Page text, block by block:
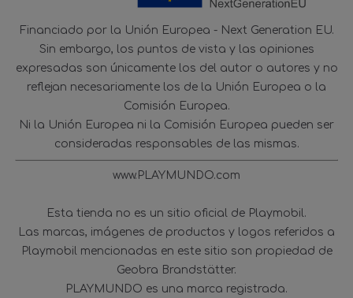
Financiado por la Unión Europea - Next Generation EU.
Sin embargo, los puntos de vista y las opiniones
expresadas son únicamente los del autor o autores y no
reflejan necesariamente los de la Unión Europea o la
Comisión Europea.
Ni la Unión Europea ni la Comisión Europea pueden ser
consideradas responsables de las mismas.
www.PLAYMUNDO.com
Esta tienda no es un sitio oficial de Playmobil.
Las marcas, imágenes de productos y logos referidos a
Playmobil mencionadas en este sitio son propiedad de
Geobra Brandstätter.
PLAYMUNDO es una marca registrada.